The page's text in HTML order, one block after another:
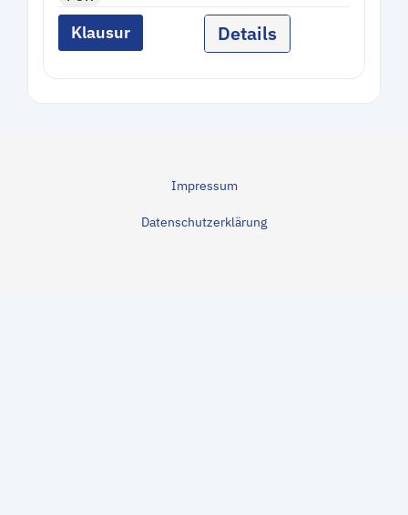
Klausur Details
Impressum
Datenschutzerklärung